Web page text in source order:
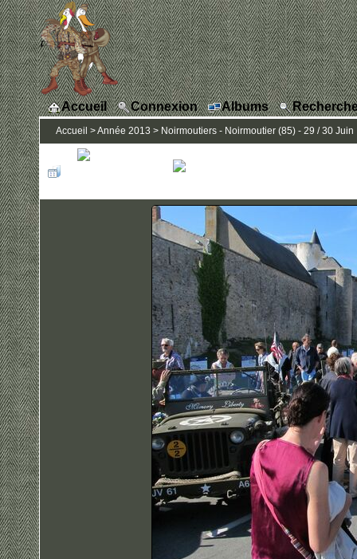
Accueil Connexion Albums
Accueil >Année 2013 > Noirmoutiers - Noirmoutier (85) - 29 / 30 Juin